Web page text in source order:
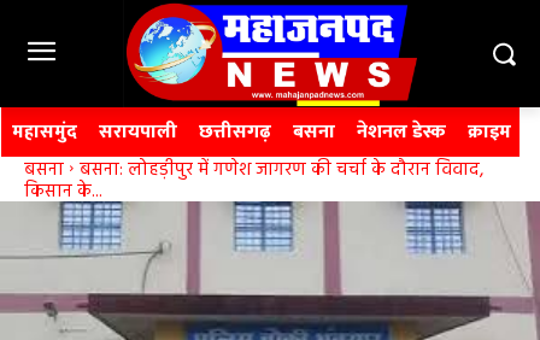
महासमुंद सरायपाली छत्तीसगढ़ बसना नेशनल डेस्क क्राइम
बसना बसना: लोहड़ीपुर में गणेश जागरण की चर्चा के दौरान विवाद,
किसान के...